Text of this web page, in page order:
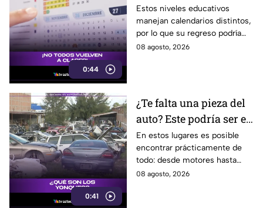
0:44
clases; este es el
calendario escolar
2026-2027; ¿afectará a
Guanajuato?
Estos niveles educativos
manejan calendarios distintos,
por lo que su regreso podría
ser antes o después.
08 agosto, 2026
0:41
¿Te falta una pieza del
auto? Este podría ser el
lugar ideal para los
automovilistas
En estos lugares es posible
encontrar prácticamente de
todo: desde motores hasta
transmisores.
08 agosto, 2026